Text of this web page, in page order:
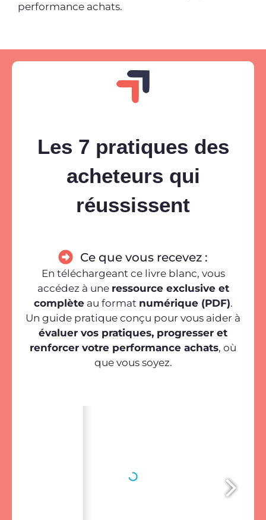
performance achats.
Les 7 pratiques des
acheteurs qui
réussissent
Ce que vous recevez :
En téléchargeant ce livre blanc, vous
accédez à une ressource exclusive et
complèteau format numérique (PDF).
Un guide pratique conçu pour vous aider à
évaluer vos pratiques, progresser et
renforcer votre performance achats, où
que vous soyez.